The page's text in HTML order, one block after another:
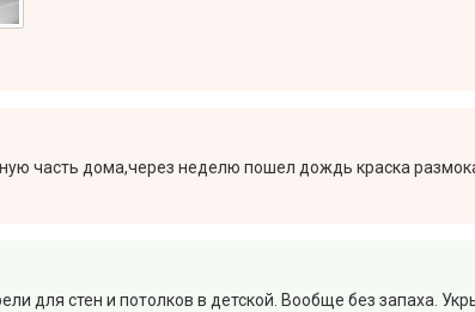
часть дома,через неделю пошел дождь краска
для стен и потолков в детской. Вообще без запаха.